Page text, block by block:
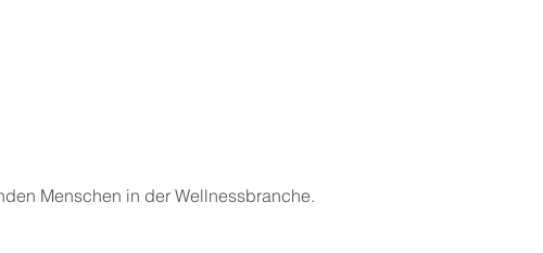
Menschen in der Wellnessbranche.